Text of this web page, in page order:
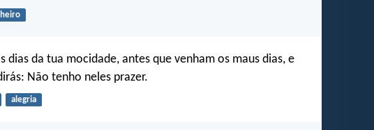
dias da tua mocidade, antes que venham os maus dias, e
Não tenho neles prazer.
alegria